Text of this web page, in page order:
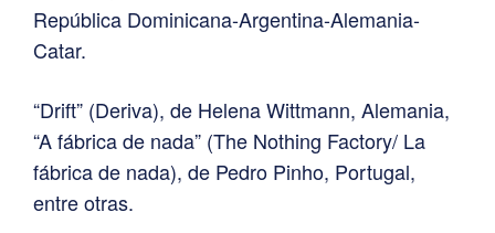
República Dominicana-Argentina-Alemania-
Catar.
“Drift” (Deriva), de Helena Wittmann, Alemania,
“A fábrica de nada” (The Nothing Factory/ La
fábrica de nada), de Pedro Pinho, Portugal,
entre otras.